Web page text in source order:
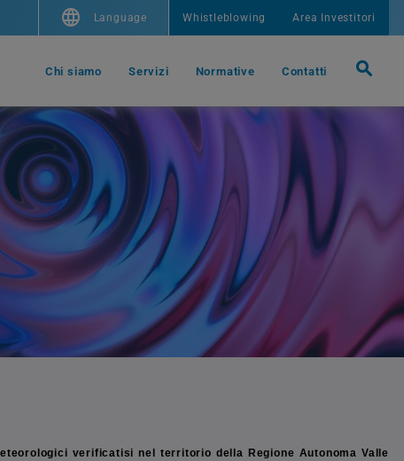
Language Whistleblowing Area Investitori
Chi siamo Servizi Normative Contatti
verificatisi nel territorio della Regione Autonoma Valle